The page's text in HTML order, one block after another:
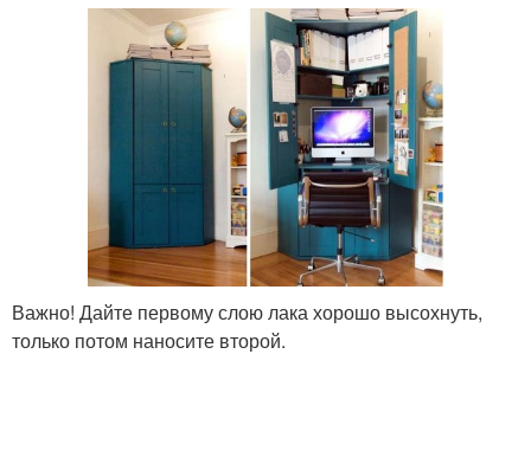
Важно! Дайте первому слою лака хорошо высохнуть,
только потом наносите второй.